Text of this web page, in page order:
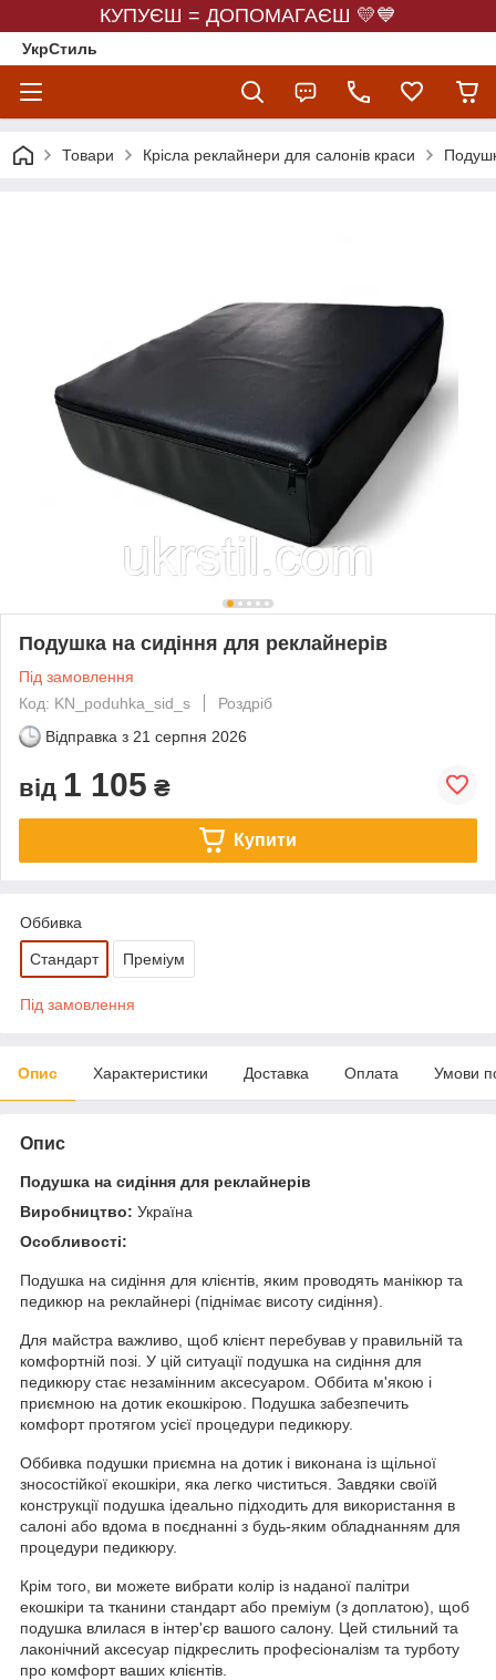
КУПУЄШ = ДОПОМАГАЄШ 💛💙
УкрСтиль
Товари Крісла реклайнери для салонів краси
Подушка на сидіння для реклайнерів
Під замовлення
Код: KN_poduhka_sid_s
Роздріб
Відправка з 21 серпня 2026
від 1 105 ₴
Купити
Оббивка
Стандарт Преміум
Під замовлення
Опис Характеристики Доставка Оплата Умови
Опис
Подушка на сидіння для реклайнерів
Виробництво: Україна
Особливості:
Подушка на сидіння для клієнтів, яким проводять манікюр та
педикюр на реклайнері (піднімає висоту сидіння).
Для майстра важливо, щоб клієнт перебував у правильній та
комфортній позі. У цій ситуації подушка на сидіння для
педикюру стає незамінним аксесуаром. Оббита м'якою і
приємною на дотик екошкірою. Подушка забезпечить
комфорт протягом усієї процедури педикюру.
Оббивка подушки приємна на дотик і виконана із щільної
зносостійкої екошкіри, яка легко чиститься. Завдяки своїй
конструкції подушка ідеально підходить для використання в
салоні або вдома в поєднанні з будь-яким обладнанням для
процедури педикюру.
Крім того, ви можете вибрати колір із наданої палітри
екошкіри та тканини стандарт або преміум (з доплатою), щоб
подушка влилася в інтер'єр вашого салону. Цей стильний та
лаконічний аксесуар підкреслить професіоналізм та турботу
про комфорт ваших клієнтів.